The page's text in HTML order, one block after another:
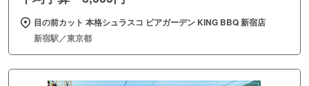
目の前カット 本格シュラスコ ビアガーデン KING BBQ 新宿店
新宿駅／東京都